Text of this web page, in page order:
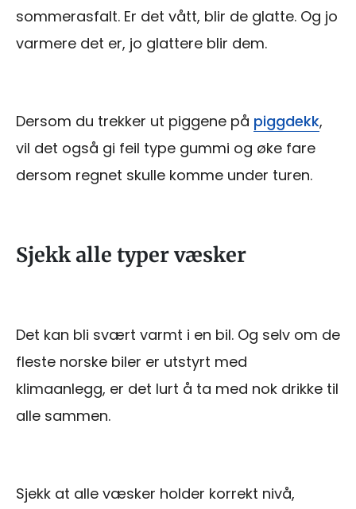
sommerasfalt. Er det vått, blir de glatte. Og jo
varmere det er, jo glattere blir dem.
Dersom du trekker ut piggene på piggdekk,
vil det også gi feil type gummi og øke fare
dersom regnet skulle komme under turen.
Sjekk alle typer væsker
Det kan bli svært varmt i en bil. Og selv om de
fleste norske biler er utstyrt med
klimaanlegg, er det lurt å ta med nok drikke til
alle sammen.
Sjekk at alle væsker holder korrekt nivå,